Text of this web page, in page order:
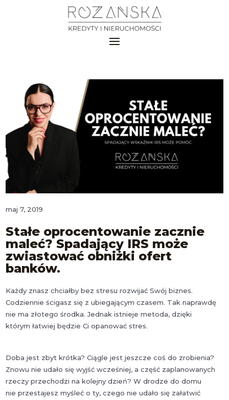
maj 7, 2019
Stałe oprocentowanie zacznie
maleć? Spadający IRS może
zwiastować obniżki ofert
banków.
Każdy znasz chciałby bez stresu rozwijać Swój biznes.
Codziennie ścigasz się z ubiegającym czasem. Tak naprawdę
nie ma złotego środka. Jednak istnieje metoda, dzięki
którym łatwiej będzie Ci opanować stres.
Doba jest zbyt krótka? Ciągle jest jeszcze coś do zrobienia?
Znowu nie udało się wyjść wcześniej, a część zaplanowanych
rzeczy przechodzi na kolejny dzień? W drodze do domu
nie przestajesz myśleć o ty, czego nie udało się załatwić